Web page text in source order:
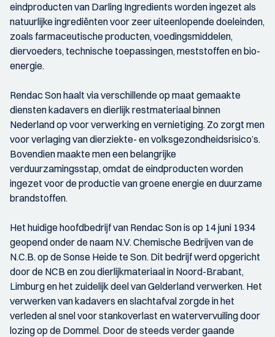
eindproducten van Darling Ingredients worden ingezet als
natuurlijke ingrediënten voor zeer uiteenlopende doeleinden,
zoals farmaceutische producten, voedingsmiddelen,
diervoeders, technische toepassingen, meststoffen en bio-
energie.
Rendac Son haalt via verschillende op maat gemaakte
diensten kadavers en dierlijk restmateriaal binnen
Nederland op voor verwerking en vernietiging. Zo zorgt men
voor verlaging van dierziekte- en volksgezondheidsrisico’s.
Bovendien maakte men een belangrijke
verduurzamingsstap, omdat de eindproducten worden
ingezet voor de productie van groene energie en duurzame
brandstoffen.
Het huidige hoofdbedrijf van Rendac Son is op 14 juni 1934
geopend onder de naam N.V. Chemische Bedrijven van de
N.C.B. op de Sonse Heide te Son. Dit bedrijf werd opgericht
door de NCB en zou dierlijkmateriaal in Noord-Brabant,
Limburg en het zuidelijk deel van Gelderland verwerken. Het
verwerken van kadavers en slachtafval zorgde in het
verleden al snel voor stankoverlast en watervervuiling door
lozing op de Dommel. Door de steeds verder gaande